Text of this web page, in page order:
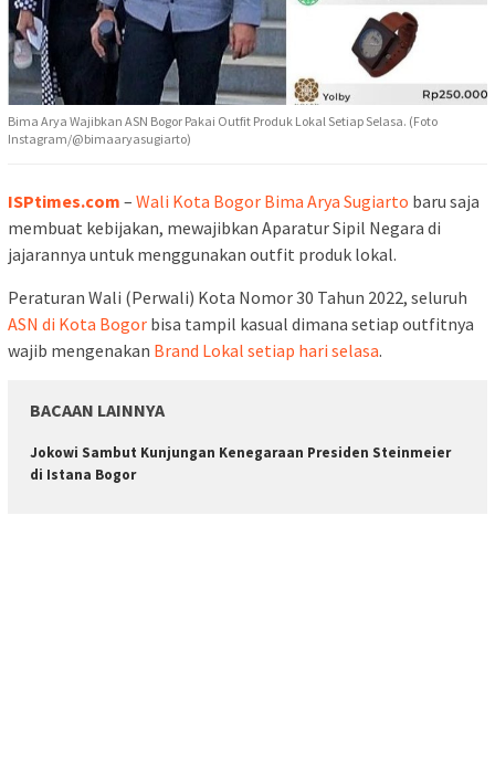
Bima Arya Wajibkan ASN Bogor Pakai Outfit Produk Lokal Setiap Selasa. (Foto
Instagram/@bimaaryasugiarto)
ISPtimes.com – Wali Kota Bogor Bima Arya Sugiarto baru saja
membuat kebijakan, mewajibkan Aparatur Sipil Negara di
jajarannya untuk menggunakan outfit produk lokal.
Peraturan Wali (Perwali) Kota Nomor 30 Tahun 2022, seluruh
ASN di Kota Bogor bisa tampil kasual dimana setiap outfitnya
wajib mengenakan Brand Lokal setiap hari selasa.
BACAAN LAINNYA
Jokowi Sambut Kunjungan Kenegaraan Presiden Steinmeier
di Istana Bogor